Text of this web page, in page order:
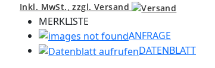
Inkl. MwSt., zzgl. Versand
MERKLISTE
ANFRAGE
DATENBLATT